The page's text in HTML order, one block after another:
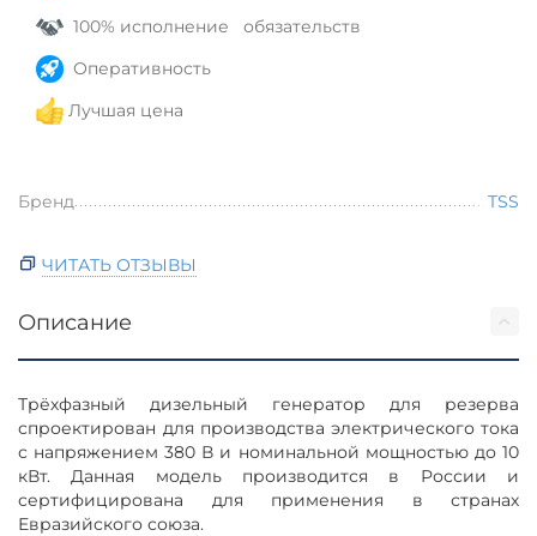
100% исполнение обязательств
Оперативность
Лучшая цена
Бренд TSS
ЧИТАТЬ ОТЗЫВЫ
Описание
Трёхфазный дизельный генератор для резерва
спроектирован для производства электрического тока
с напряжением 380 В и номинальной мощностью до 10
кВт. Данная модель производится в России и
сертифицирована для применения в странах
Евразийского союза.